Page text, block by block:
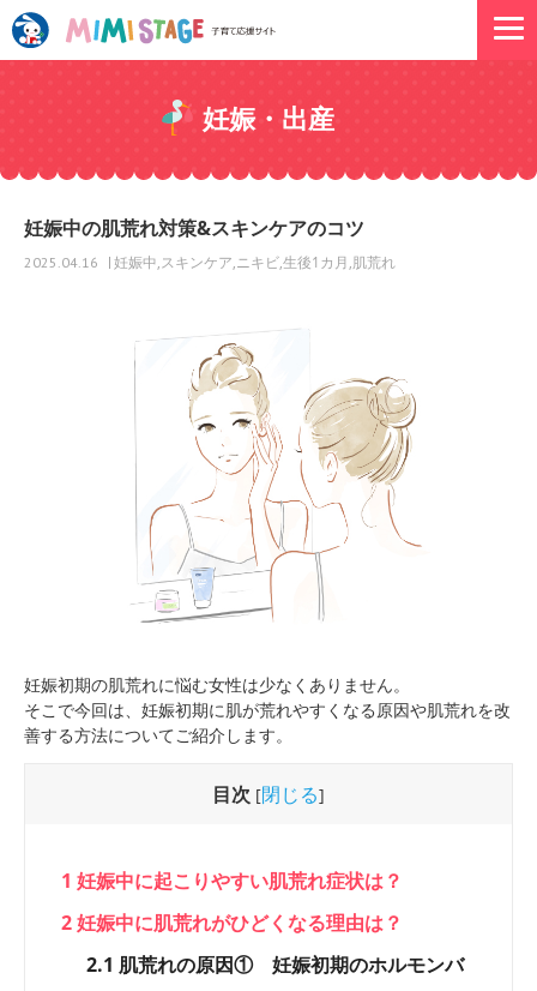
妊娠・出産
妊娠中の肌荒れ対策&スキンケアのコツ
2025.04.16 妊娠中 スキンケア ニキビ生後1カ月 肌荒れ
妊娠初期の肌荒れに悩む女性は少なくありません。
そこで今回は、妊娠初期に肌が荒れやすくなる原因や肌荒れを改
善する方法についてご紹介します。
目次 [閉じる]
1 妊娠中に起こりやすい肌荒れ症状は？
2妊娠中に肌荒れがひどくなる理由は？
2.1 肌荒れの原因① 妊娠初期のホルモンバ